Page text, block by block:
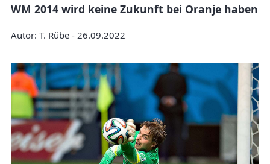
WM 2014 wird keine Zukunft bei Oranje haben
Autor: T. Rübe - 26.09.2022